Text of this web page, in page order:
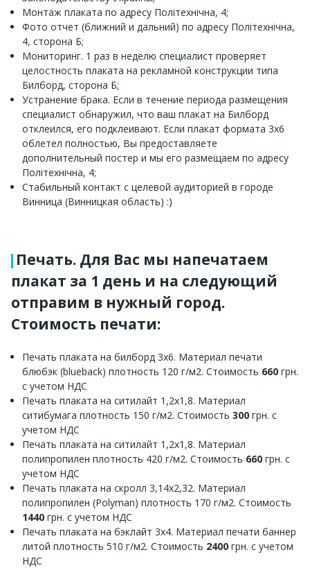
Монтаж плаката по адресу Політехнічна, 4;
Фото отчет (ближний и дальний) по адресу Політехнічна,
4, сторона Б;
Мониторинг. 1 раз в неделю специалист проверяет
целостность плаката на рекламной конструкции типа
Билборд, сторона Б;
Устранение брака. Если в течение периода размещения
специалист обнаружил, что ваш плакат на Билборд
отклеился, его подклеивают. Если плакат формата 3х6
облетел полностью, Вы предоставляете
дополнительный постер и мы его размещаем по адресу
Політехнічна, 4;
Стабильный контакт с целевой аудиторией в городе
Винница (Винницкая область) :)
Печать. Для Вас мы напечатаем
плакат за 1 день и на следующий
отправим в нужный город.
Стоимость печати:
Печать плаката на билборд 3х6. Материал печати
блюбэк (blueback) плотность 120 г/м2. Стоимость 660 грн.
с учетом НДС
Печать плаката на ситилайт 1,2х1,8. Материал
ситибумага плотность 150 г/м2. Стоимость 300 грн. с
учетом НДС
Печать плаката на ситилайт 1,2х1,8. Материал
полипропилен плотность 420 г/м2. Стоимость 660 грн. с
учетом НДС
Печать плаката на скролл 3,14х2,32. Материал
полипропилен (Polyman) плотность 170 г/м2. Стоимость
1440 грн. с учетом НДС
Печать плаката на бэклайт 3х4. Материал печати баннер
литой плотность 510 г/м2. Стоимость 2400 грн. с учетом
НДС